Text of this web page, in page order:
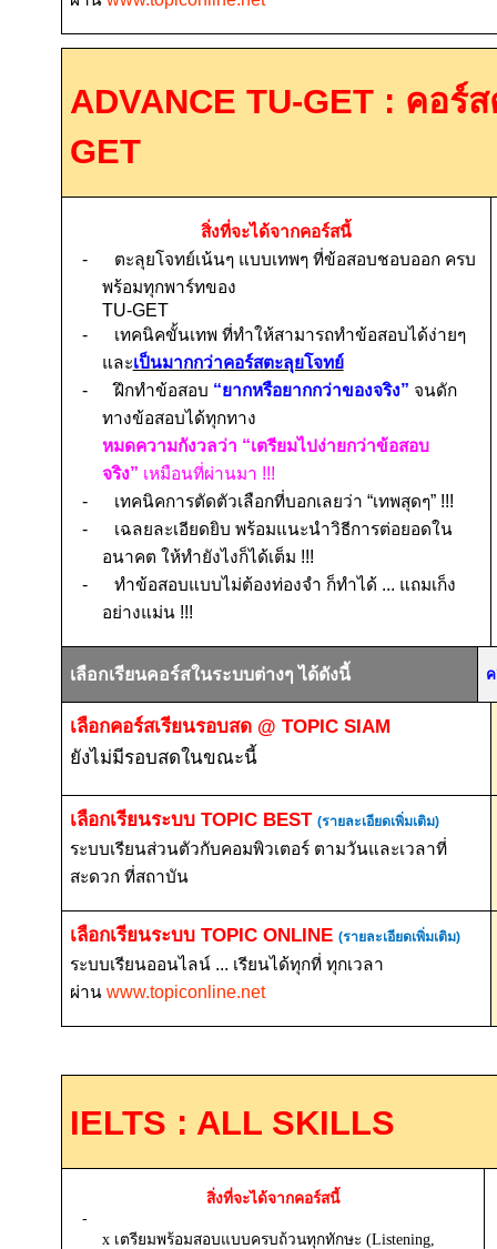
ADVANCE TU-GET : คอร์
GET
สิ่งที่จะได้จากคอร์สนี้
-
ตะลุยโจทย์เน้นๆ แบบเทพๆ ที่ข้อสอบชอบออก ครบ
พร้อมทุกพาร์ทของ
TU-GET
-
เทคนิคขั้นเทพ ที่ทำให้สามารถทำข้อสอบได้ง่ายๆ
และเป็นมากกว่าคอร์สตะลุยโจทย์
-
ฝึกทำข้อสอบ “ยากหรือยากกว่าของจริง” จนดัก
ทางข้อสอบได้ทุกทาง
หมดความกังวลว่า “เตรียมไปง่ายกว่าข้อสอบ
จริง” เหมือนที่ผ่านมา !!!
-
เทคนิคการตัดตัวเลือกที่บอกเลยว่า “เทพสุดๆ” !!!
-
เฉลยละเอียดยิบ พร้อมแนะนำวิธีการต่อยอดใน
อนาคต ให้ทำยังไงก็ได้เต็ม !!!
-
ทำข้อสอบแบบไม่ต้องท่องจำ ก็ทำได้ ... แถมเก็ง
อย่างแม่น !!!
เลือกเรียนคอร์สในระบบต่างๆ ได้ดังนี้
เลือกคอร์สเรียนรอบสด @ TOPIC SIAM
ยังไม่มีรอบสดในขณะนี้
เลือกเรียนระบบTOPIC BEST (รายละเอียดเพิ่มเติม)
ระบบเรียนส่วนตัวกับคอมพิวเตอร์ ตามวันและเวลาที่
สะดวก ที่สถาบัน
เลือกเรียนระบบTOPIC ONLINE (รายละเอียดเพิ่มเติม)
ระบบเรียนออนไลน์ ... เรียนได้ทุกที่ ทุกเวลา
ผ่านwww.topiconline.net
IELTS : ALL SKILLS
สิ่งที่จะได้จากคอร์สนี้
-
x เตรียมพร้อมสอบแบบครบถ้วนทุกทักษะ (Listening,